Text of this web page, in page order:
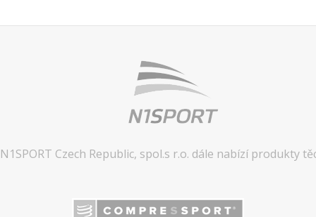
Czech Republic, spol.s r.o. dále nabízí produkty